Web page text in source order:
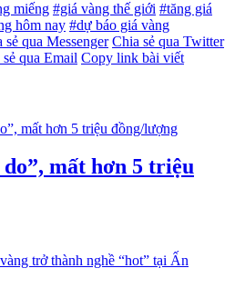
miếng #giá vàng thế giới #tăng giá
hôm nay #dự báo giá vàng
sẻ qua Messenger Chia sẻ qua Twitter
qua Email Copy link bài viết
mất hơn 5 triệu